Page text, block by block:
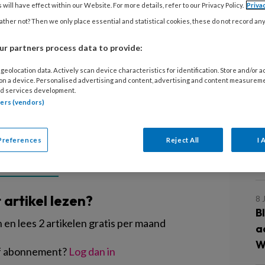
om de taalontwikkeling van jonge
Als je rijmpjes en versjes
van de Kodâly-werkwijze sluit je
leert praten. Zo wordt jouw
lezen?
lees 2 artikelen gratis per maand
Log dan in
8
will have effect within our Website. For more details, refer to our Privacy Policy.
not? Then we only place essential and statistical cookies, these do not record
partners process data to provide:
data. Actively scan device characteristics for identification. Store and/or
a device. Personalised advertising and content, advertising and content
services development.
(vendors)
Reject All I